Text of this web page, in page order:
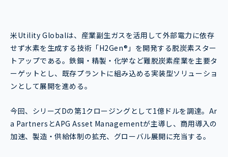
米Utility Globalは、産業副生ガスを活用して外部電力に依存
せず水素を生成する技術「H2Gen®」を開発する脱炭素スター
トアップである。鉄鋼・精製・化学など難脱炭素産業を主要タ
ーゲットとし、既存プラントに組み込める実装型ソリューショ
ンとして展開を進める。
今回、シリーズDの第1クロージングとして1億ドルを調達。Ar
a PartnersとAPG Asset Managementが主導し、商用導入の
加速、製造・供給体制の拡充、グローバル展開に充当する。